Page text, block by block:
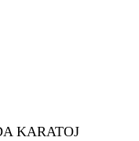
KARATOJ